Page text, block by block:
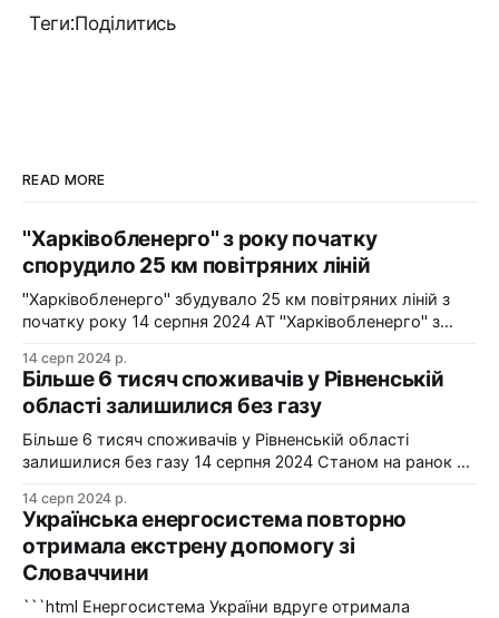
Теги:Поділитись
READ MORE
"Харківобленерго" з року початку
спорудило 25 км повітряних ліній
"Харківобленерго" збудувало 25 км повітряних ліній з
початку року 14 серпня 2024 АТ "Харківобленерго" з
ліній, оновило 1134 опори та встановило 5 нових
електропідстанцій у рамках інвестиційної програми на
2024-2025 роки. Фото: "Харківобленерго" "АТ
"Харківобленерго&
14 серп 2024 р.
Більше 6 тисяч споживачів у Рівненській
області залишилися без газу
Більше 6 тисяч споживачів у Рівненській області
залишилися без газу 14 серпня 2024 Станом на ранок 14
області залишилися без газопостачання через
технологічні проблеми. Фото: Рівнегаз Також, в
Сумській області в одному з населених пунктів в
результаті удару керованою авіабомбою пошкоджено
сталевий
14 серп 2024 р.
Українська енергосистема повторно
отримала екстрену допомогу зі
Словаччини
```html Енергосистема України вдруге отримала